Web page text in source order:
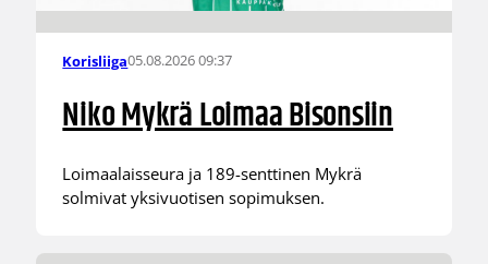
Korisliiga05.08.2026 09:37
Niko Mykrä Loimaa Bisonsiin
Loimaalaisseura ja 189-senttinen Mykrä
solmivat yksivuotisen sopimuksen.